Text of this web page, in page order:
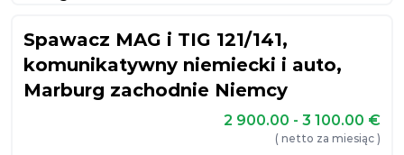
Spawacz MAG i TIG 121/141,
komunikatywny niemiecki i auto,
Marburg zachodnie Niemcy
2 900.00 - 3 100.00 €
( netto za miesiąc )